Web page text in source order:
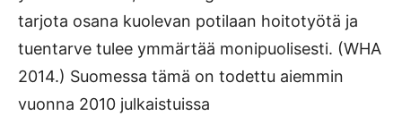
tarjota osana kuolevan potilaan hoitotyötä ja
tuentarve tulee ymmärtää monipuolisesti. (WHA
2014.) Suomessa tämä on todettu aiemmin
vuonna 2010 julkaistuissa